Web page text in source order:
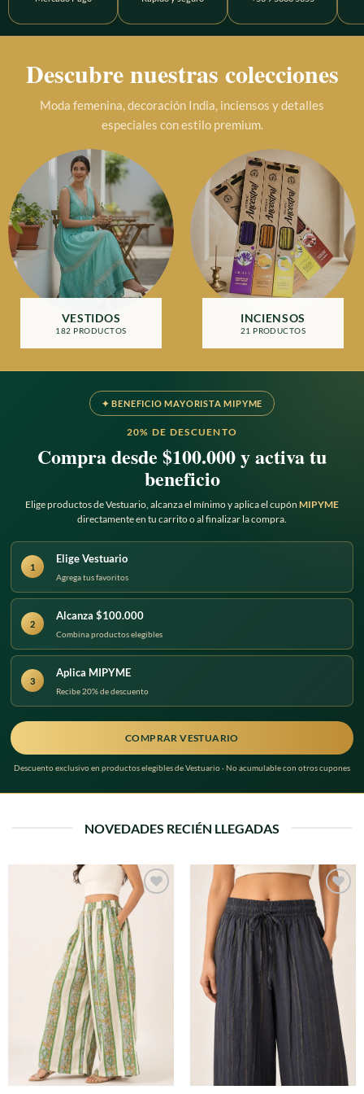
Descubre nuestras colecciones
Moda femenina, decoración India, inciensos y detalles
especiales con estilo premium.
VESTIDOS
182 PRODUCTOS
INCIENSOS
21 PRODUCTOS
✦ BENEFICIO MAYORISTA MIPYME
20% DE DESCUENTO
Compra desde $100.000 y activa tu
beneficio
Elige productos de Vestuario, alcanza el mínimo y aplica el cupón MIPYME
directamente en tu carrito o al finalizar la compra.
1
Elige Vestuario
Agrega tus favoritos
2
Alcanza $100.000
Combina productos elegibles
3
Aplica MIPYME
Recibe 20% de descuento
COMPRAR VESTUARIO
Descuento exclusivo en productos elegibles de Vestuario · No acumulable con otros cupones
NOVEDADES RECIÉN LLEGADAS
Agregar
favoritos
Agregar
favoritos